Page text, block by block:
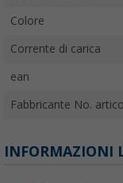
Colore
Corrente di carica
ean
Fabbricante No.
INFORMAZIONI